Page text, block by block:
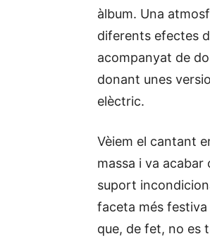
àlbum. Una
diferents efectes
acompanyat de
donant unes
elèctric.
Vèiem el cantant
massa i va acabar
suport
faceta més
que, de fet, no es